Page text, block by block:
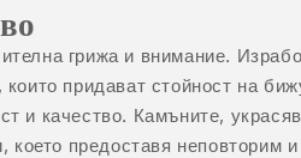
грижа и внимание.
придават стойност на
и качество. Камъните,
предоставя неповторим и